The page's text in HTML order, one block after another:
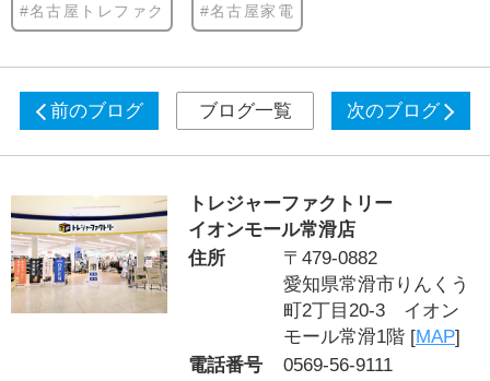
#名古屋トレファク #名古屋家電
前のブログ ブログ一覧 次のブログ
トレジャーファクトリー
イオンモール常滑店
住所
〒479-0882
愛知県常滑市りんくう
町2丁目20-3 イオン
モール常滑1階 [MAP]
電話番号
0569-56-9111